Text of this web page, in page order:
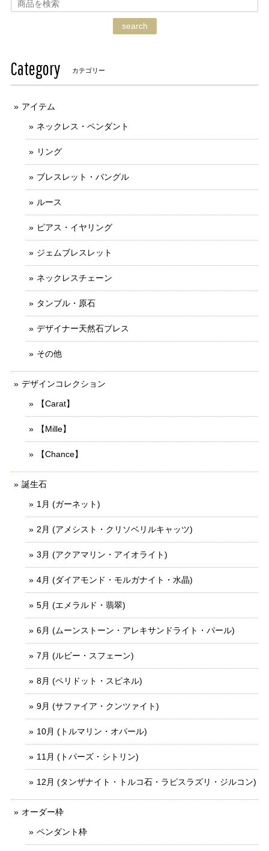
search
Category カテゴリー
アイテム
ネックレス・ペンダント
リング
ブレスレット・バングル
ルース
ピアス・イヤリング
ジェムブレスレット
ネックレスチェーン
タンブル・原石
デザイナー天然石ブレス
その他
デザインコレクション
【Carat】
【Mille】
【Chance】
誕生石
1月 (ガーネット)
2月 (アメシスト・クリソベリルキャッツ)
3月 (アクアマリン・アイオライト)
4月 (ダイアモンド・モルガナイト・水晶)
5月 (エメラルド・翡翠)
6月 (ムーンストーン・アレキサンドライト・パール)
7月 (ルビー・スフェーン)
8月 (ペリドット・スピネル)
9月 (サファイア・クンツァイト)
10月 (トルマリン・オパール)
11月 (トパーズ・シトリン)
12月 (タンザナイト・トルコ石・ラピスラズリ・ジルコン)
オーダー枠
ペンダント枠